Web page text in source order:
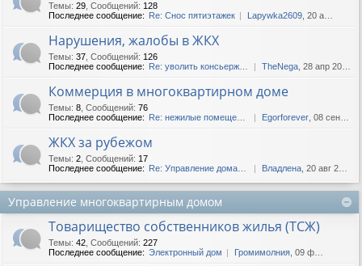
Темы: 29 Сообщений: 128
Последнее сообщение: Re: Снос пятиэтажек Lapywka2609 , 20 апр 2019, 14:11
Нарушения, жалобы в ЖКХ
Темы: 37 Сообщений: 126
Последнее сообщение: Re: уволить консьержа..как?? TheNega , 28 апр 2020, 11:44
Коммерция в многоквартирном доме
Темы: 8 Сообщений: 76
Последнее сообщение: Re: нежилые помещения Egorforever , 08 сен 2018, 17:16
ЖКХ за рубежом
Темы: 2 Сообщений: 17
Последнее сообщение: Re: Управление домами в Укр... Владлена , 20 авг 2018, 13:23
Управление многоквартирным домом
Товарищество собственников жилья (ТСЖ)
Темы: 42 Сообщений: 227
Последнее сообщение: Электронный дом Громимолния , 09 фев 2018, 11:43